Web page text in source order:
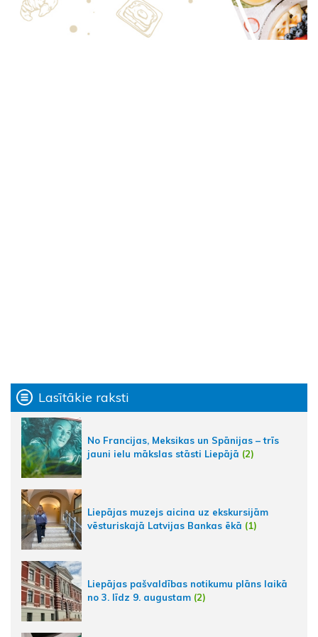
Lasītākie raksti
No Francijas, Meksikas un Spānijas – trīs
jauni ielu mākslas stāsti Liepājā (2)
Liepājas muzejs aicina uz ekskursijām
vēsturiskajā Latvijas Bankas ēkā (1)
Liepājas pašvaldības notikumu plāns laikā
no 3. līdz 9. augustam (2)